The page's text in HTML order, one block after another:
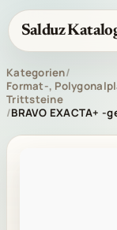
Salduz
Kategorien/
Format-,
Trittsteine
/BRAVO EXACTA+ -